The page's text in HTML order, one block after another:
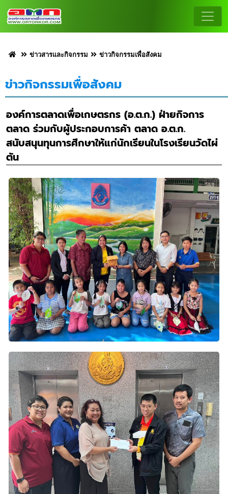
ข่าวสารและกิจกรรม ข่าวกิจกรรมเพื่อสังคม
ข่าวกิจกรรมเพื่อสังคม
องค์การตลาดเพื่อเกษตรกร (อ.ต.ก.) ฝ่ายกิจการ
ตลาด ร่วมกับผู้ประกอบการค้า ตลาด อ.ต.ก.
สนับสนุนทุนการศึกษาให้แก่นักเรียนในโรงเรียนวัดไผ่
ตัน